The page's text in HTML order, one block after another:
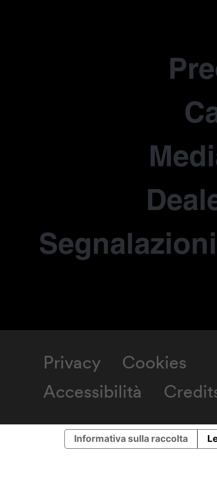
Privacy
Cookies
Accessibilità
Informativa sulla raccolta